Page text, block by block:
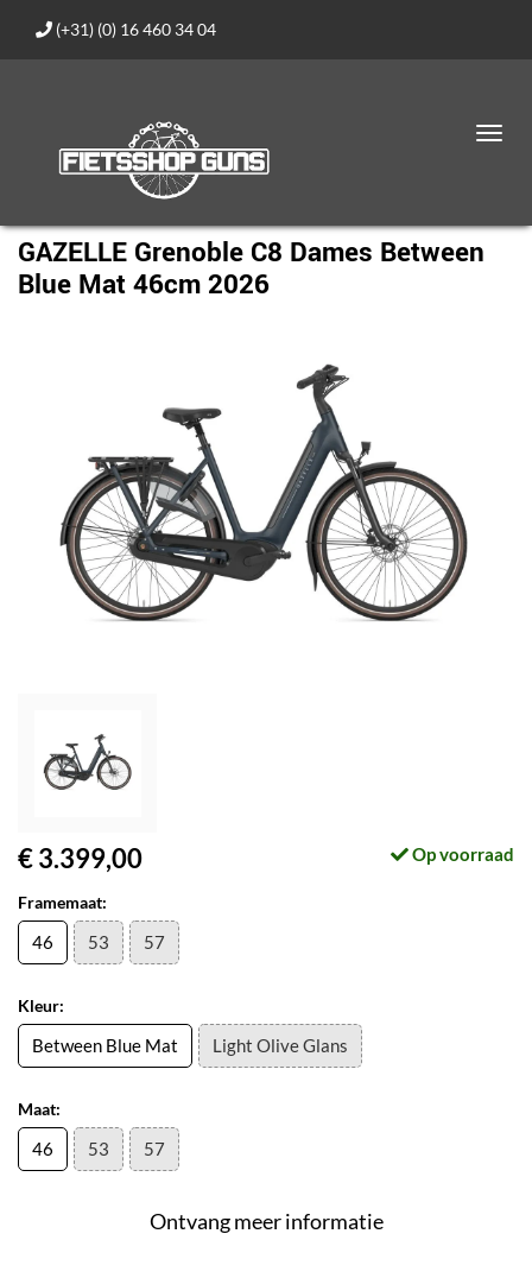
(+31) (0) 16 460 34 04
GAZELLE Grenoble C8 Dames Between
Blue Mat 46cm 2026
€ 3.399,00 Op voorraad
Framemaat:
46 53 57
Kleur:
Between Blue Mat Light Olive Glans
Maat:
46 53 57
Ontvang meer informatie